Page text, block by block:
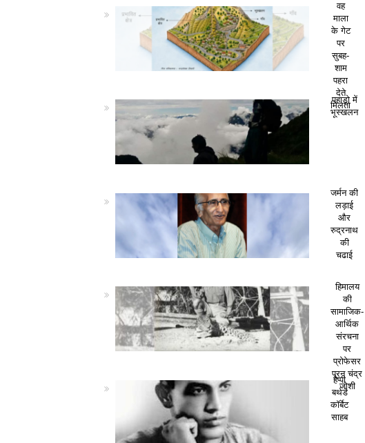
वह
माला
के गेट
पर
सुबह-
शाम
पहरा
देते
मिलता
पहाड़ो में
भूस्खलन
जर्मन की
लड़ाई
और
रुद्रनाथ
की
चढाई
हिमालय
की
सामाजिक-
आर्थिक
संरचना
पर
प्रोफेसर
पूरन चंद्र
जोशी
हैप्पी
बर्थडे
कॉर्बेट
साहब